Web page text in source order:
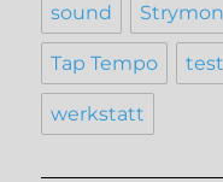
sound Strymon
Tap Tempo
werkstatt